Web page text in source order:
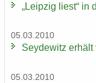
„Leip­zig liest“ in
05.03.2010
Sey­de­witz
05.03.2010